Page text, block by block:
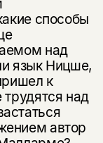
способы
над
язык Ницше,
к
над
автор